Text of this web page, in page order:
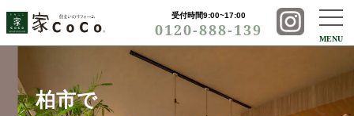
受付時間9:00~17:00
0120-888-139 MENU
柏市で